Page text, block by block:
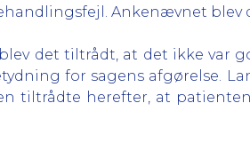
Ankenævnet blev
det tiltrådt, at det ikke var
for sagens afgørelse.
tiltrådte herefter, at